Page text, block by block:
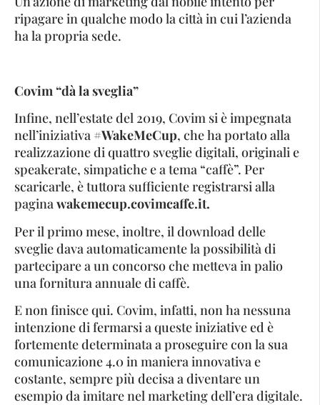
ripagare in qualche modo la città in cui l’azienda
ha la propria sede.
Covim “dà la sveglia”
Infine, nell’estate del 2019, Covim si è impegnata
nell’iniziativa #WakeMeCup, che ha portato alla
realizzazione di quattro sveglie digitali, originali e
speakerate, simpatiche e a tema “caffè”. Per
scaricarle, è tuttora sufficiente registrarsi alla
paginawakemecup.covimcaffe.it.
Per il primo mese, inoltre, il download delle
sveglie dava automaticamente la possibilità di
partecipare a un concorso che metteva in palio
una fornitura annuale di caffè.
E non finisce qui. Covim, infatti, non ha nessuna
intenzione di fermarsi a queste iniziative ed è
fortemente determinata a proseguire con la sua
comunicazione 4.0 in maniera innovativa e
costante, sempre più decisa a diventare un
esempio da imitare nel marketing dell’era digitale.